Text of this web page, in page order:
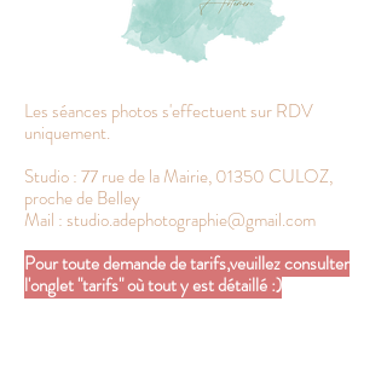
Les séances photos s'effectuent sur RDV
uniquement.
Studio : 77 rue de la Mairie, 01350 CULOZ,
proche de Belley
Mail :studio.adephotographie@gmail.com
Pour toute demande de tarifs,veuillez consulter
l'onglet "tarifs" où tout y est détaillé :)